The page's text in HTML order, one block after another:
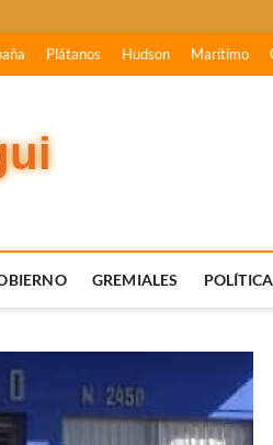
Plátanos Hudson Marítimo
GREMIALES POLÍTICA